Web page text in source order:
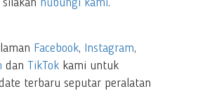
hubungi kami.
Facebook, Instagram,
dan TikTok kami untuk
terbaru seputar peralatan